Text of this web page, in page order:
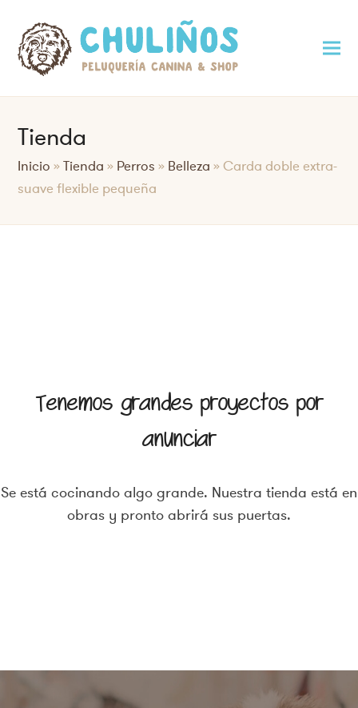
Tienda
Inicio »Tienda » Perros » Belleza »Carda doble extra-
suave flexible pequeña
Tenemos grandes proyectos por
anunciar
Se está cocinando algo grande. Nuestra tienda está en
obras y pronto abrirá sus puertas.